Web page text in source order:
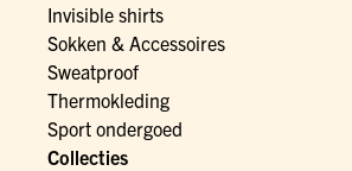
Invisible shirts
Sokken & Accessoires
Sweatproof
Thermokleding
Sport ondergoed
Collecties